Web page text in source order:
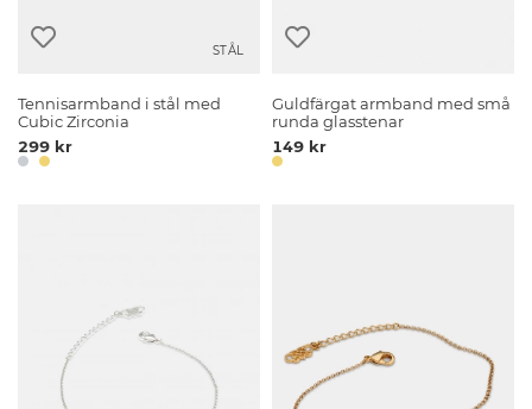
STÅL
Tennisarmband i stål med
Cubic Zirconia
299 kr
Guldfärgat armband med små
runda glasstenar
149 kr